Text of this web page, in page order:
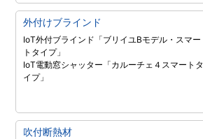
外付けブラインド
IoT外付ブラインド「ブリイユBモデル・スマー
トタイプ」
IoT電動窓シャッター「カルーチェ４スマートタ
イプ」
吹付断熱材